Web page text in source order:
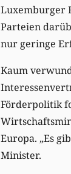
Luxemburger
Parteien
nur geringe
Kaum
Förderpolitik
Europa. „Es
Minister.